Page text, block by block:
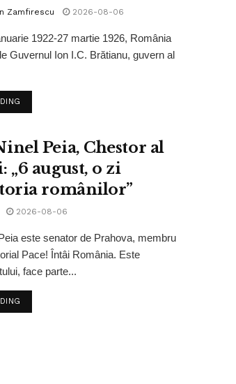
Zamfirescu 2026-08-06
1922-27 martie 1926, România
Guvernul Ion I.C. Brătianu, guvern al
Peia, Chestor al
„6 august, o zi
românilor”
2026-08-06
este senator de Prahova, membru
Pace! Întâi România. Este
face parte...